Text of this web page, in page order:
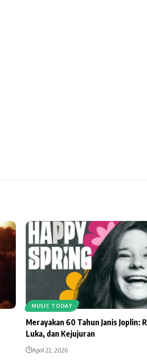
MUSIC TODAY
Merayakan 60 Tahun Janis Joplin:
Luka, dan Kejujuran
April 22, 2026